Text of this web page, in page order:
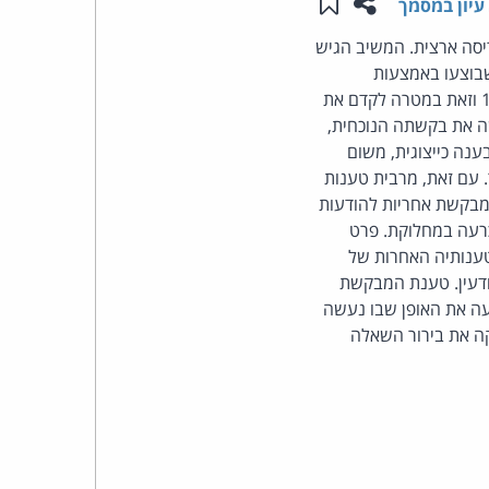
עיון במסמך
ארצית. המשיב הגיש
באמצעות
"מערכת חיוג אוטומטי", בניגוד להוראות סעיף 30א לחוק התקשורת (בזק ושידורים), התשמ"ב-1982 וזאת במטרה לקדם את
את בקשתה הנוכחית,
כייצוגית, משום
זאת, מרבית טענות
אחריות להודעות
במחלוקת. פרט
האחרות של
ביודעין. טענת המבקשת
את האופן שבו נעשה
את בירור השאלה